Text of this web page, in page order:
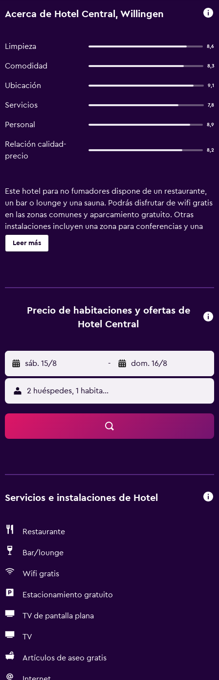
Acerca de Hotel Central, Willingen
Limpieza 8,6
Comodidad 8,3
Ubicación 9,1
Servicios 7,8
Personal 8,9
Relación calidad-
precio
8,2
Este hotel para no fumadores dispone de un restaurante,
un bar o lounge y una sauna. Podrás disfrutar de wifi gratis
en las zonas comunes y aparcamiento gratuito. Otras
instalaciones incluyen una zona para conferencias y una
caja fuerte en la recepción. Hotel Central ofrece 29
alojamientos con minibar y caja fuerte. Las habitaciones
web gracias a nuestro acceso a Internet wifi gratis. Los
servicios para las personas de negocios incluyen
hotel incluyen sauna. Se pueden practicar las actividades
de ocio y esparcimiento que se indican más abajo en las
instalaciones o cerca del alojamiento (es posible que se
aplique un recargo).
Leer más
Precio de habitaciones y ofertas de
Hotel Central
sáb. 15/8 - dom. 16/8
2 huéspedes, 1 habitación
Servicios e instalaciones de Hotel
Restaurante
Bar/lounge
Wifi gratis
Estacionamiento gratuito
TV de pantalla plana
TV
Artículos de aseo gratis